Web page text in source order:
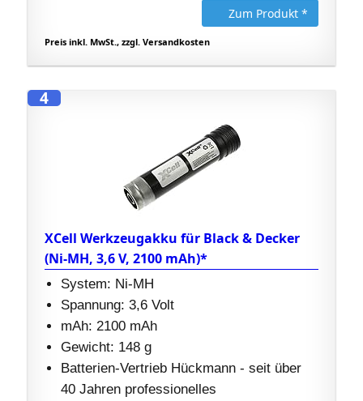
Zum Produkt *
Preis inkl. MwSt., zzgl. Versandkosten
4
XCell Werkzeugakku für Black & Decker
(Ni-MH, 3,6 V, 2100 mAh)*
System: Ni-MH
Spannung: 3,6 Volt
mAh: 2100 mAh
Gewicht: 148 g
Batterien-Vertrieb Hückmann - seit über
40 Jahren professionelles